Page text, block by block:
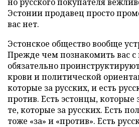
Эстонии продавец просто
вас нет.
Эстонское общество вообще
Прежде чем познакомить вас с
обязательно
крови и политической
которые за русских, и есть
против. Есть эстонцы, которые
те, которые за русских. Есть
тоже «за» и «против». Есть